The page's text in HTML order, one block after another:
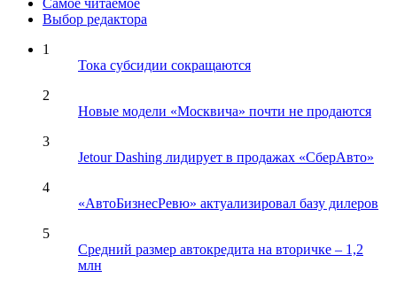
Выбор редактора
1
Тока субсидии сокращаются
2
Новые модели «Москвича» почти не продаются
3
Jetour Dashing лидирует в продажах «СберАвто»
4
«АвтоБизнесРевю» актуализировал базу дилеров
5
Средний размер автокредита на вторичке – 1,2
млн